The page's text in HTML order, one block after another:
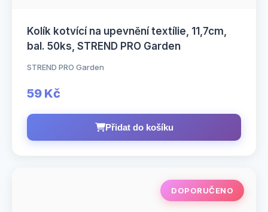
Kolík kotvící na upevnění textílie, 11,7cm,
bal. 50ks, STREND PRO Garden
STREND PRO Garden
59 Kč
Přidat do košíku
DOPORUČENO